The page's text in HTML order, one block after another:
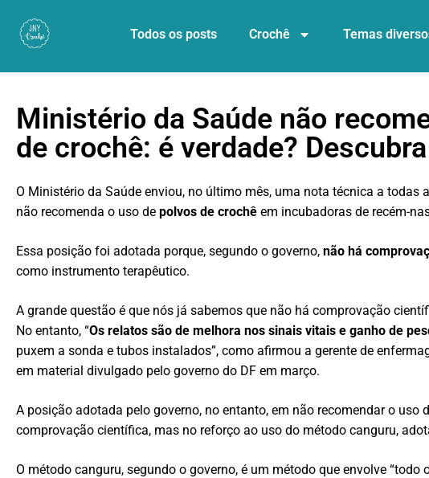
Todos os posts Crochê Temas
Ministério da Saúde não
de crochê: é verdade?
O Ministério da Saúde enviou, no último mês, uma nota técnica a
não recomenda o uso depolvos de crochê em incubadoras de recém-
Essa posição foi adotada porque, segundo o governo,não há
como instrumento terapêutico.
A grande questão é que nós já sabemos que não há comprovação
No entanto, “Os relatos são de melhora nos sinais vitais e ganho de
puxem a sonda e tubos instalados”, como afirmou a gerente de
em material divulgado pelo governo do DF em março.
A posição adotada pelo governo, no entanto, em não recomendar o uso
comprovação científica, mas no reforço ao uso do método canguru,
O método canguru, segundo o governo, é um método que envolve “todo